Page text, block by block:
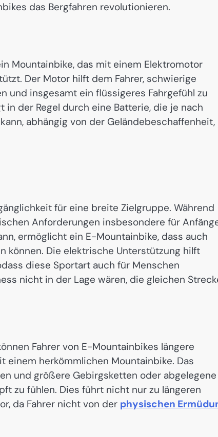
das Bergfahren revolutionieren.
Mountainbike, das mit einem Elektromotor
Der Motor hilft dem Fahrer, schwierige
und insgesamt ein flüssigeres Fahrgefühl zu
der Regel durch eine Batterie, die je nach
abhängig von der Geländebeschaffenheit,
für eine breite Zielgruppe. Während
Anforderungen insbesondere für
ermöglicht ein E-Mountainbike, dass auch
können. Die elektrische Unterstützung hilft
diese Sportart auch für Menschen
nicht in der Lage wären, die gleichen
Fahrer von E-Mountainbikes längere
einem herkömmlichen Mountainbike. Das
und größere Gebirgsketten oder abgelegene
zu fühlen. Dies führt nicht nur zu längeren
da Fahrer nicht von der physischen